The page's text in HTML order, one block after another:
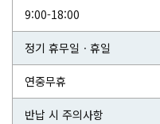
9:00-18:00
정기 휴무일ㆍ휴일
연중무휴
반납 시 주의사항